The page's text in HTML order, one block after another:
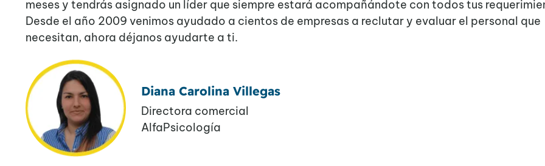
meses y tendrás asignado un líder que siempre estará acompañándote con todos tus
Desde el año 2009 venimos ayudado a cientos de empresas a reclutar y evaluar el personal que
necesitan, ahora déjanos ayudarte a ti.
Diana Carolina Villegas
Directora comercial
AlfaPsicología